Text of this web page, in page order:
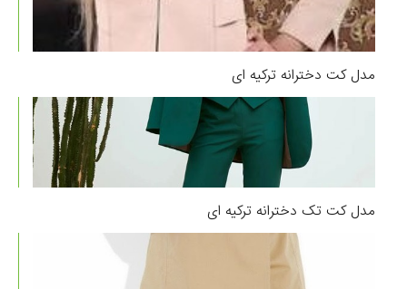
مدل کت دخترانه ترکیه ای
مدل کت تک دخترانه ترکیه ای